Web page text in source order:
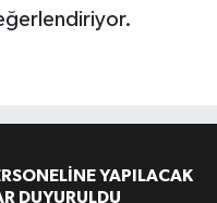
YAPILACAK
DUYURULDU